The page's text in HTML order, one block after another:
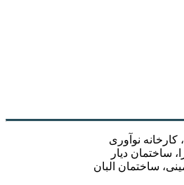
نوآوری
ساختمان دیار
ساختمان البان